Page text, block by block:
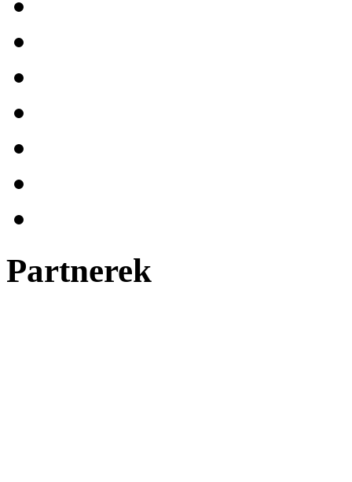
Partnerek